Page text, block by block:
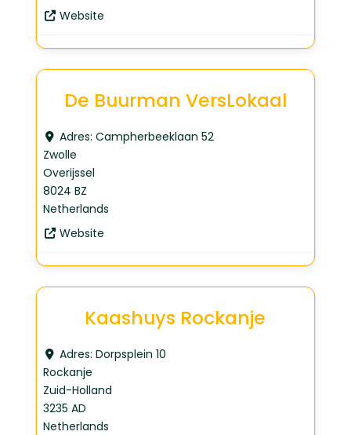
Website
De Buurman VersLokaal
Adres:Campherbeeklaan 52
Zwolle
Overijssel
8024 BZ
Netherlands
Website
Kaashuys Rockanje
Adres:Dorpsplein 10
Rockanje
Zuid-Holland
3235 AD
Netherlands